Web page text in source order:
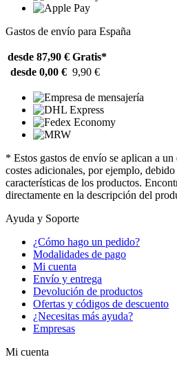
Gastos de envío para España
desde 87,90 € Gratis*
desde 0,00 € 9,90 €
* Estos gastos de envío se aplican a
costes adicionales, por ejemplo,
características de los productos.
directamente en la descripción del
Ayuda y Soporte
¿Cómo hago un pedido?
Modalidades de pago
Mi cuenta
Envío y entrega
Devolución de productos
Ofertas y códigos de descuento
¿Necesitas más ayuda?
Empresas
Mi cuenta